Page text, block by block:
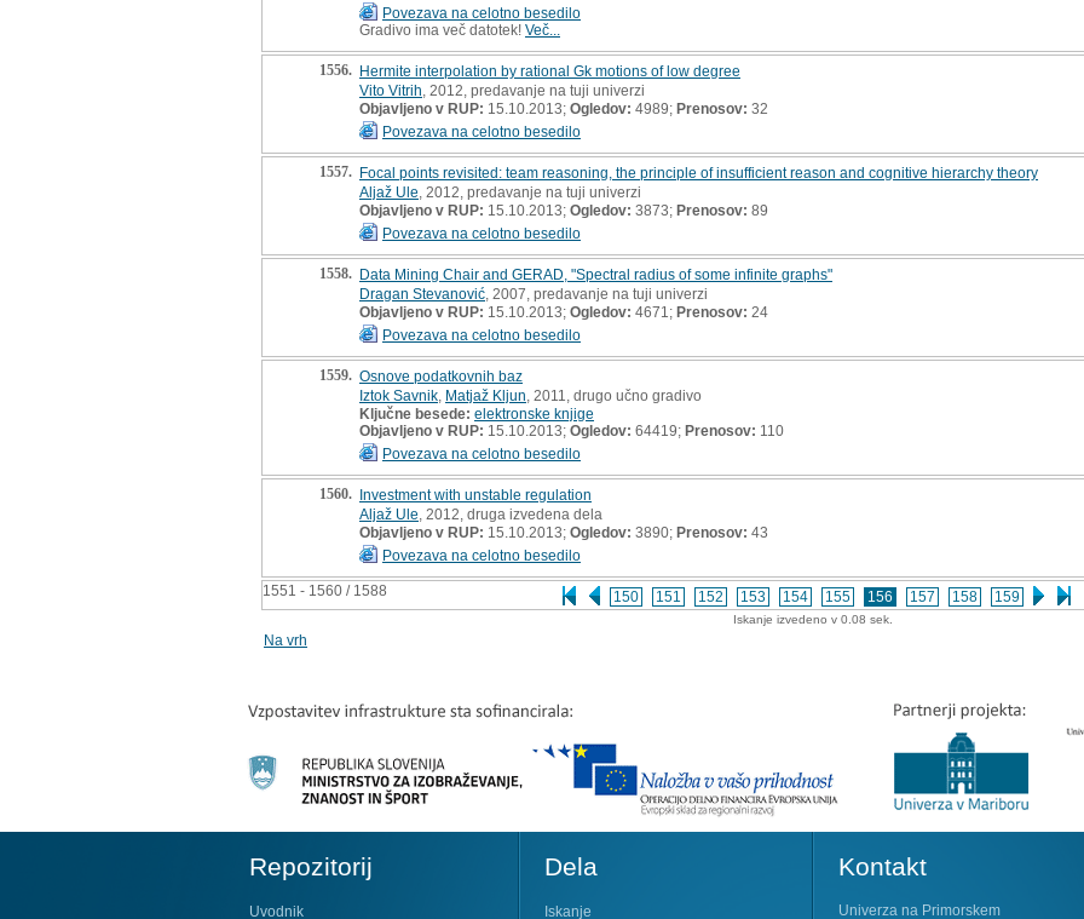
1551 - 1560 / 1588 150 151 152 153 154 155 156 157 158 159
Povezava na celotno besedilo
Gradivo ima več datotek! Več...
1556. Hermite interpolation by rational Gk motions of low degree
Vito Vitrih , 2012, predavanje na tuji univerzi
Objavljeno v RUP: 15.10.2013; Ogledov: 4989; Prenosov: 32
Povezava na celotno besedilo
1557. Focal points revisited: team reasoning, the principle of insufficient reason and cognitive hierarchy theory
Aljaž Ule , 2012, predavanje na tuji univerzi
Objavljeno v RUP: 15.10.2013; Ogledov: 3873; Prenosov: 89
Povezava na celotno besedilo
1558. Data Mining Chair and GERAD, "Spectral radius of some infinite graphs"
Dragan Stevanović , 2007, predavanje na tuji univerzi
Objavljeno v RUP: 15.10.2013; Ogledov: 4671; Prenosov: 24
Povezava na celotno besedilo
1559. Osnove podatkovnih baz
Iztok Savnik Matjaž Kljun , 2011, drugo učno gradivo
Ključne besede: elektronske knjige
Objavljeno v RUP: 15.10.2013; Ogledov: 64419; Prenosov: 110
Povezava na celotno besedilo
1560. Investment with unstable regulation
Aljaž Ule , 2012, druga izvedena dela
Objavljeno v RUP: 15.10.2013; Ogledov: 3890; Prenosov: 43
Povezava na celotno besedilo
Iskanje izvedeno v 0.08 sek.
Na vrh
Repozitorij
Uvodnik
Dela
Iskanje
Kontakt
Univerza na Primorskem